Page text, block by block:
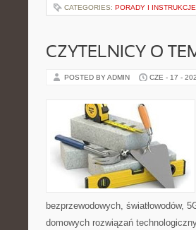
CATEGORIES: PORADY I
CZYTELNICY O
POSTED BY ADMIN CZE - 17 -
bezprzewodowych, światłowodów,
domowych rozwiązań